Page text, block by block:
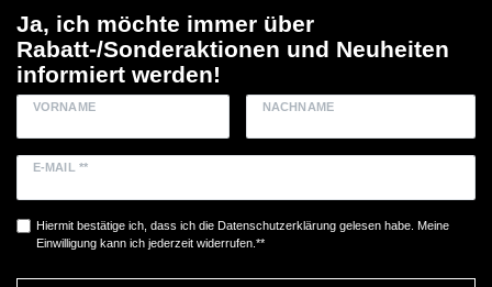
Ja, ich möchte immer über
Rabatt-/Sonderaktionen und Neuheiten
informiert werden!
VORNAME NACHNAME
E-MAIL **
Hiermit bestätige ich, dass ich die Daten­schutz­erklärunggelesen habe. Meine
Einwilligung kann ich jederzeit widerrufen.**